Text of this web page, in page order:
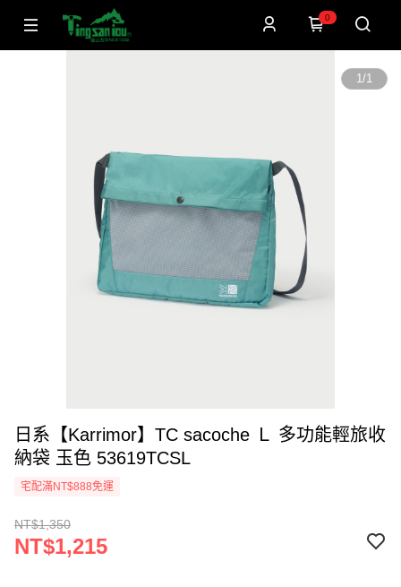
0
1/1
日系【Karrimor】TC sacoche Ｌ 多功能輕旅收
納袋 玉色 53619TCSL
宅配滿NT$888免運
NT$1,350
NT$1,215